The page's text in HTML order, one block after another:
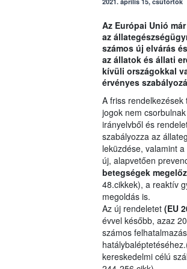
Az Európai Unió
az
számos új elvárás
az állatok és állati
kívüli országokkal
érvényes
A friss
jogok nem
irányelvből és
szabályozza az
leküzdése, valamint
új, alapvetően
betegségek
48.cikkek), a reaktív
megoldás is.
Az új rendeletet (EU
évvel később, azaz
számos
kereskedelmi célú